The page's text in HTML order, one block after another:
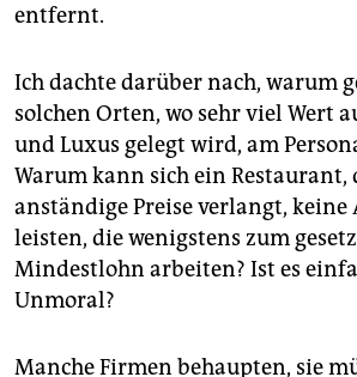
entfernt.
Ich dachte darüber nach, warum
solchen Orten, wo sehr viel Wert
und Luxus gelegt wird, am
Warum kann sich ein Restaurant,
anständige Preise verlangt, keine
leisten, die wenigstens zum
Mindestlohn arbeiten? Ist es
Unmoral?
Manche Firmen behaupten, sie